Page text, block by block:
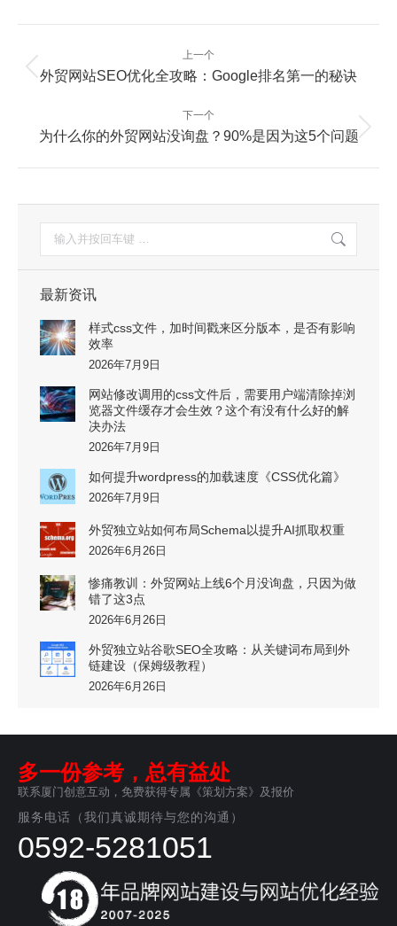
文
章
上一个
上
篇：
外贸网站SEO优化全攻略：Google排名第一的秘诀
下一个
下
篇：
为什么你的外贸网站没询盘？90%是因为这5个问题
索：
最新资讯
样式css文件，加时间戳来区分版本，是否有影响
效率
2026年7月9日
网站修改调用的css文件后，需要用户端清除掉浏
览器文件缓存才会生效？这个有没有什么好的解
决办法
2026年7月9日
如何提升wordpress的加载速度《CSS优化篇》
2026年7月9日
外贸独立站如何布局Schema以提升AI抓取权重
2026年6月26日
惨痛教训：外贸网站上线6个月没询盘，只因为做
错了这3点
2026年6月26日
外贸独立站谷歌SEO全攻略：从关键词布局到外
链建设（保姆级教程）
2026年6月26日
多一份参考，总有益处
联系厦门创意互动，免费获得专属《策划方案》及报价
服务电话（我们真诚期待与您的沟通）
0592-5281051